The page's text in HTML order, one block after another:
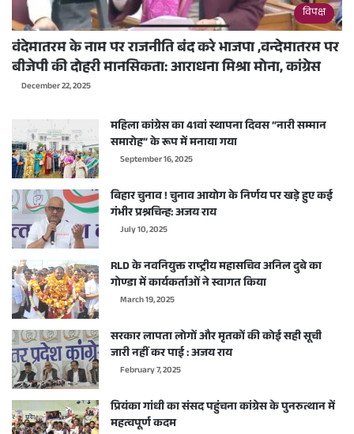
विपक्ष
वंदेमातरम के नाम पर राजनीति बंद करे भाजपा ,वन्देमातरम पर
बीजेपी की दोहरी मानसिकता: आराधना मिश्रा मोना, कांग्रेस
December 22, 2025
महिला कांग्रेस का 41वां स्थापना दिवस “नारी सम्मान
समारोह” के रूप में मनाया गया
September 16, 2025
बिहार चुनाव ! चुनाव आयोग के निर्णय पर खड़े हुए कई
गंभीर प्रश्नचिन्ह: अजय राय
July 10, 2025
RLD के नवनियुक्त राष्ट्रीय महासचिव अनिल दुबे का
गोण्डा में कार्यकर्ताओं ने स्वागत किया
March 19, 2025
सरकार लापता लोगों और मृतकों की कोई सही सूची
जारी नहीं कर पाई : अजय राय
February 7, 2025
प्रियंका गांधी का संसद पहुंचना कांग्रेस के पुनरुत्थान में
महत्वपूर्ण कदम